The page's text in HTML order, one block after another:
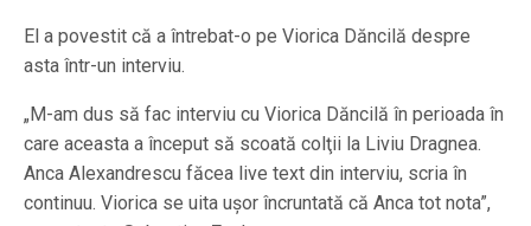
El a povestit că a întrebat-o pe Viorica Dăncilă despre
asta într-un interviu.
„M-am dus să fac interviu cu Viorica Dăncilă în perioada în
care aceasta a început să scoată colţii la Liviu Dragnea.
Anca Alexandrescu făcea live text din interviu, scria în
continuu. Viorica se uita uşor încruntată că Anca tot nota”,